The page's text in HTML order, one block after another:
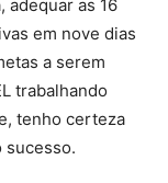
adequar as 16
em nove dias
a serem
trabalhando
tenho certeza
sucesso.